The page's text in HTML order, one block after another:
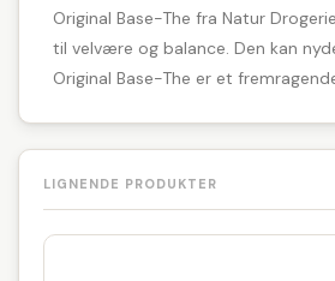
Original Base-The fra Natur
til velvære og balance. Den kan
Original Base-The er et
LIGNENDE PRODUKTER